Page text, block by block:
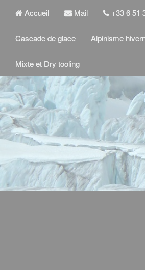
Accueil Mail +33 6 51
Cascade de glace Alpinisme
Mixte et Dry tooling